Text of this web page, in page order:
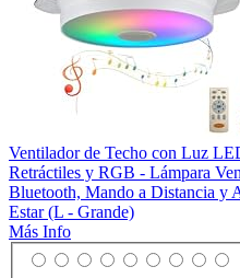
Ventilador de Techo con Luz
Retráctiles y RGB - Lámpara
Bluetooth, Mando a Distancia y
Estar (L - Grande)
Más Info